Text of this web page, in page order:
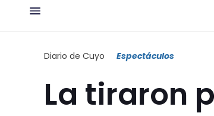
Diario de Cuyo Espectáculos
La tiraron